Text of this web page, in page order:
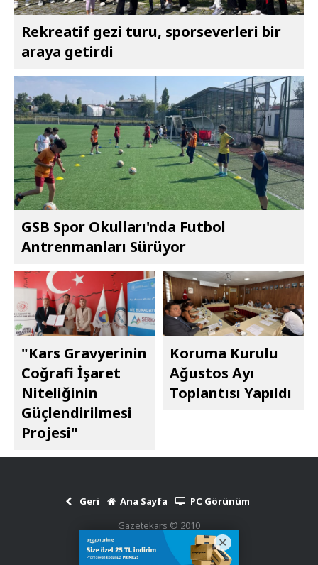
Rekreatif gezi turu, sporseverleri bir
araya getirdi
GSB Spor Okulları'nda Futbol
Antrenmanları Sürüyor
"Kars Gravyerinin
Coğrafi İşaret
Niteliğinin
Güçlendirilmesi
Projesi"
Koruma Kurulu
Ağustos Ayı
Toplantısı Yapıldı
Geri Ana Sayfa
PC Görünüm
Gazetekars © 2010
Haber Scripti